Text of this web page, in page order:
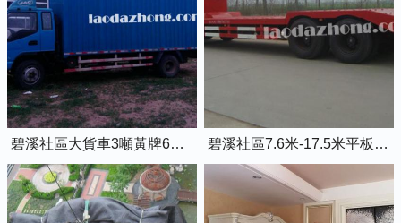
碧溪社區大貨車3噸黃牌6米8的廂式貨車 碧溪社區7.6米-17.5米平板貨車出租